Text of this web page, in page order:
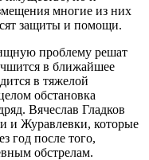
многие из них
защиты и помощи.
проблему решат
в ближайшее
в тяжелой
обстановка
Вячеслав Гладков
и Журавлевки, которые
год после того,
обстрелам.